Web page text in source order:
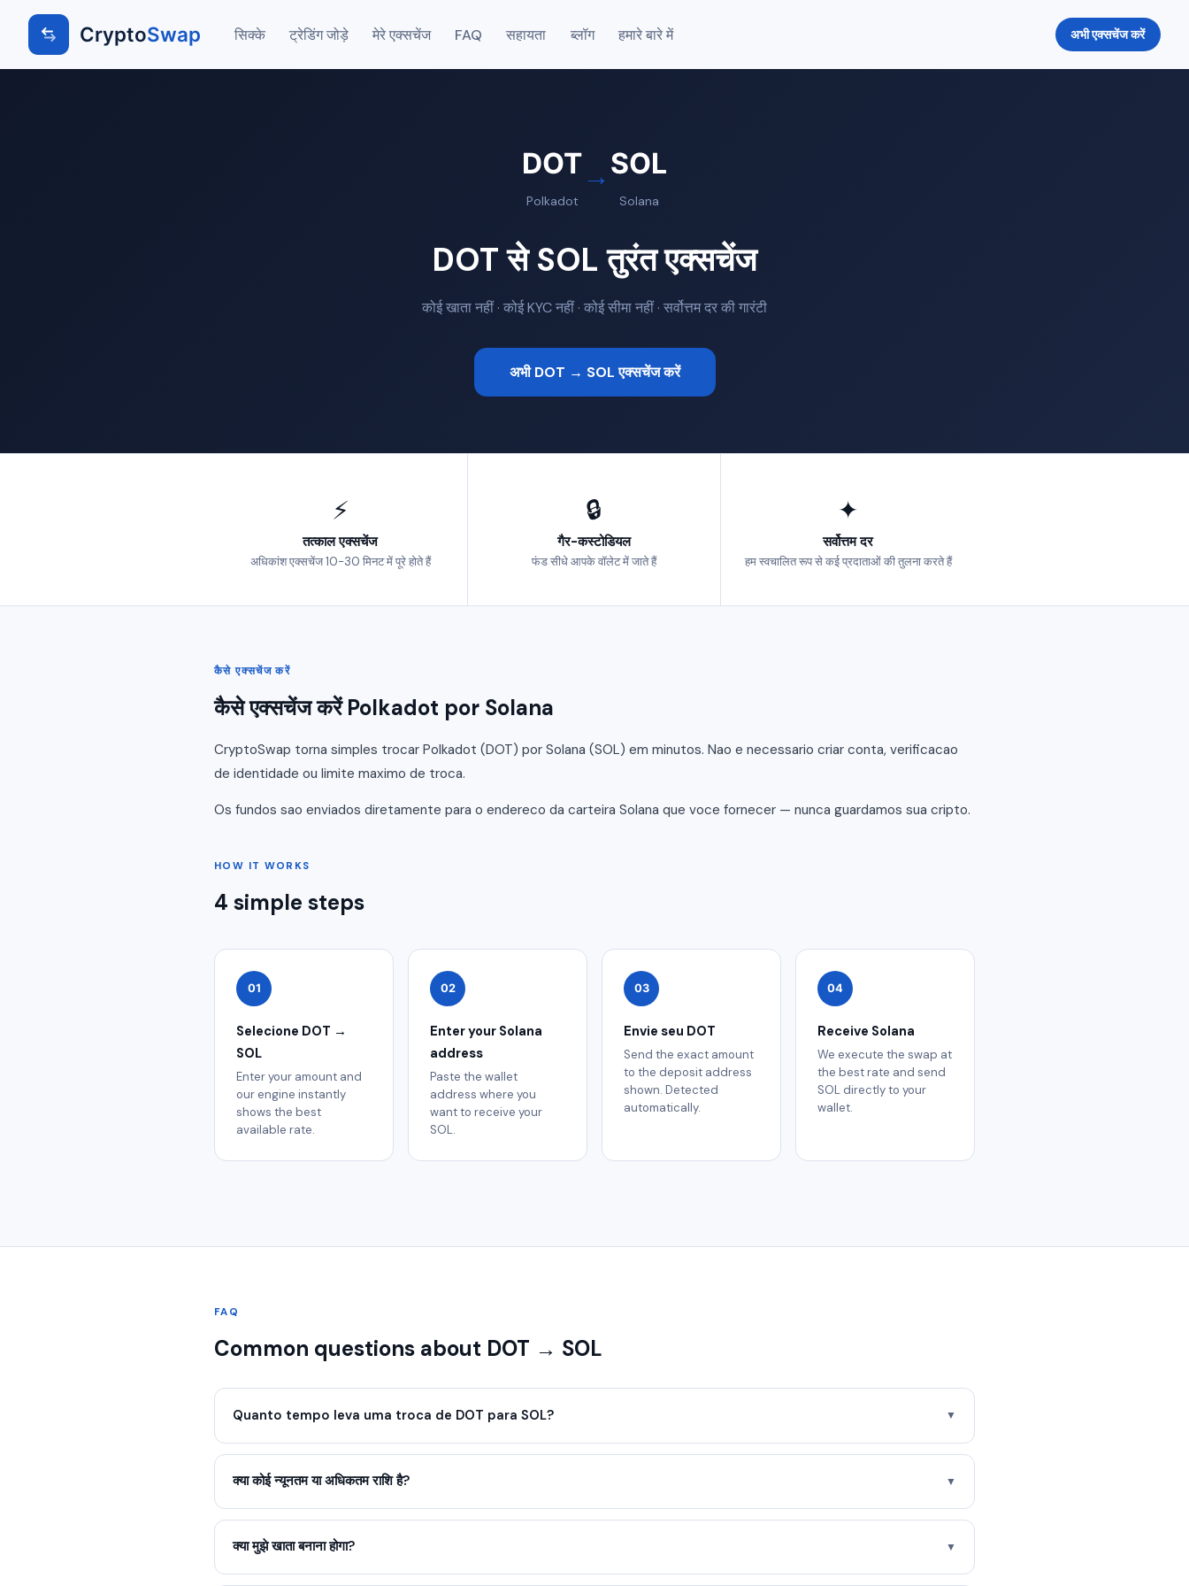
CryptoSwap सिक्के ट्रेडिंग जोड़े मेरे एक्सचेंज FAQ सहायता ब्लॉग हमारे बारे में अभी एक्सचेंज करें
DOT
Polkadot
→SOL
Solana
DOT से SOL तुरंत एक्सचेंज
कोई खाता नहीं · कोई KYC नहीं · कोई सीमा नहीं · सर्वोत्तम दर की गारंटी
अभी DOT → SOL एक्सचेंज करें
⚡
तत्काल एक्सचेंज
अधिकांश एक्सचेंज 10-30 मिनट में पूरे होते हैं
🔒
गैर-कस्टोडियल
फंड सीधे आपके वॉलेट में जाते हैं
✦
सर्वोत्तम दर
हम स्वचालित रूप से कई प्रदाताओं की तुलना करते हैं
कैसे एक्सचेंज करें
कैसे एक्सचेंज करें Polkadot por Solana
CryptoSwap torna simples trocar Polkadot (DOT) por Solana (SOL) em minutos. Nao e necessario criar conta, verificacao
de identidade ou limite maximo de troca.
Os fundos sao enviados diretamente para o endereco da carteira Solana que voce fornecer — nunca guardamos sua cripto.
HOW IT WORKS
4 simple steps
01
Selecione DOT →
SOL
Enter your amount and
our engine instantly
shows the best
available rate.
02
Enter your Solana
address
Paste the wallet
address where you
want to receive your
SOL.
03
Envie seu DOT
Send the exact amount
to the deposit address
shown. Detected
automatically.
04
Receive Solana
We execute the swap at
the best rate and send
SOL directly to your
wallet.
FAQ
Common questions about DOT → SOL
Quanto tempo leva uma troca de DOT para SOL? ▼
क्या कोई न्यूनतम या अधिकतम राशि है? ▼
क्या मुझे खाता बनाना होगा? ▼